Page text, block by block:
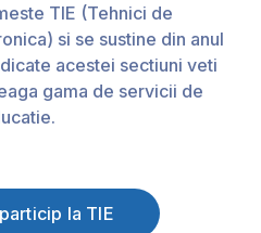
TIE (Tehnici de
si se sustine din anul
acestei sectiuni veti
gama de servicii de
la TIE